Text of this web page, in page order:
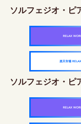
ソルフェジオ・
RELAX
楽天市場
ソルフェジオ・
RELAX